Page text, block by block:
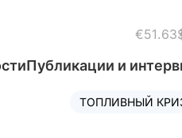
€51.63
Публикации и
ТОПЛИВНЫЙ